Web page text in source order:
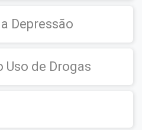
Depressão
Uso de Drogas